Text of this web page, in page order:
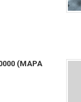
(MAPA